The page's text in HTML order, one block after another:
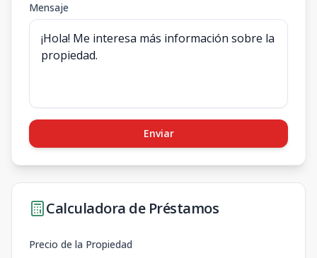
Mensaje
Enviar
Calculadora de Préstamos
Precio de la Propiedad